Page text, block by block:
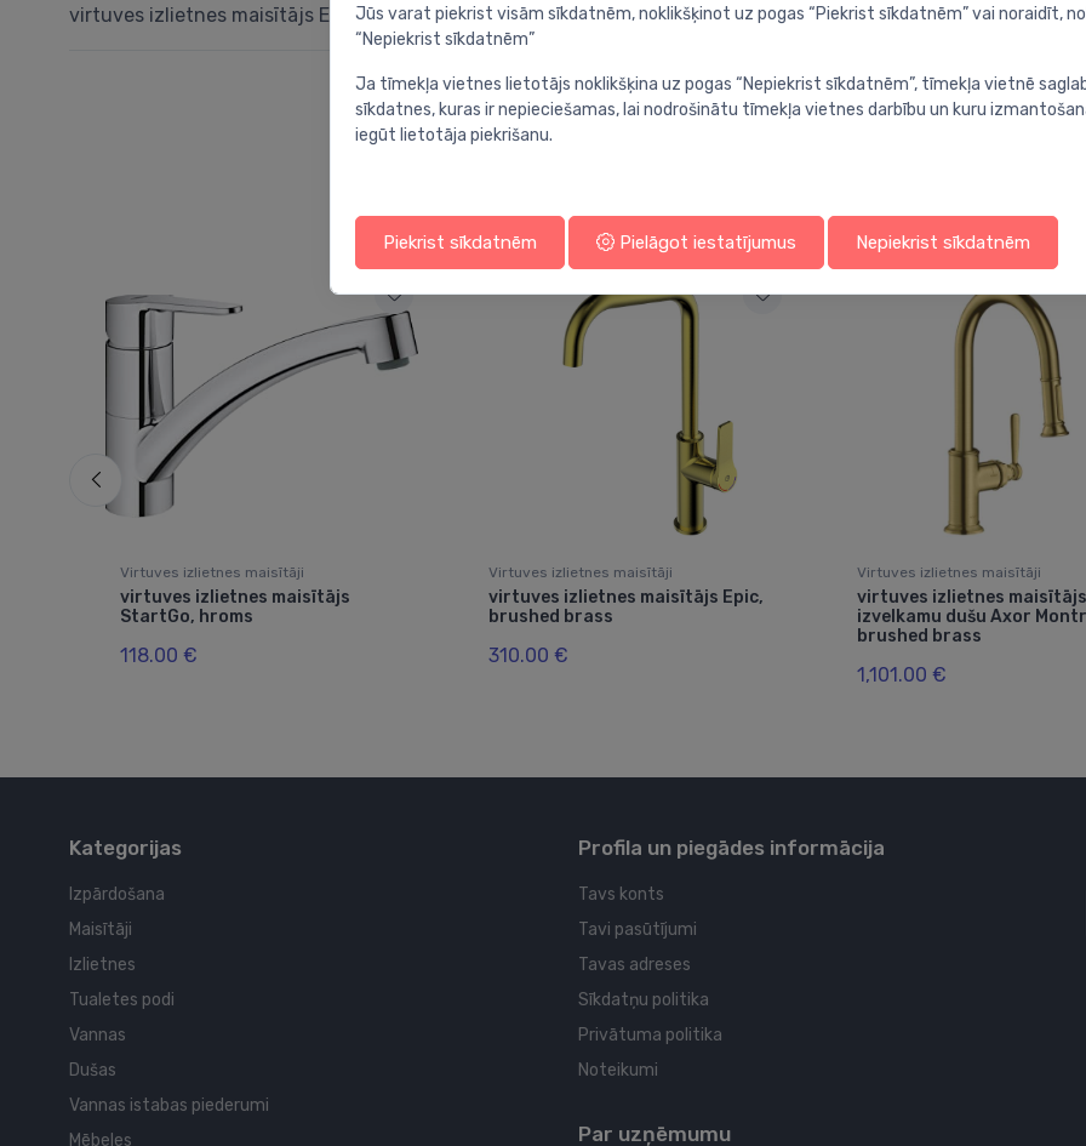
virtuves izlietnes maisītājs Eurosmart Cosmo, ar augsto izteci, hroms
Virtuves izlietnes maisītāji
virtuves izlietnes maisītājs
StartGo, hroms
118.00 €
Virtuves izlietnes maisītāji
virtuves izlietnes maisītājs Epic,
brushed brass
310.00 €
Virtuves izlietnes maisītāji
virtuves izlietnes
izvelkamu dušu Axor
brushed brass
1,101.00 €
Kategorijas
Izpārdošana
Maisītāji
Izlietnes
Tualetes podi
Vannas
Dušas
Vannas istabas piederumi
Mēbeles
Profila un piegādes informācija
Tavs konts
Tavi pasūtījumi
Tavas adreses
Sīkdatņu politika
Privātuma politika
Noteikumi
Par uzņēmumu
Jūs varat piekrist visām sīkdatnēm, noklikšķinot uz pogas “Piekrist sīkdatnēm” vai noraidīt,
“Nepiekrist sīkdatnēm”
Ja tīmekļa vietnes lietotājs noklikšķina uz pogas “Nepiekrist sīkdatnēm”, tīmekļa vietnē
sīkdatnes, kuras ir nepieciešamas, lai nodrošinātu tīmekļa vietnes darbību un kuru
iegūt lietotāja piekrišanu.
Piekrist sīkdatnēm Pielāgot iestatījumus Nepiekrist sīkdatnēm